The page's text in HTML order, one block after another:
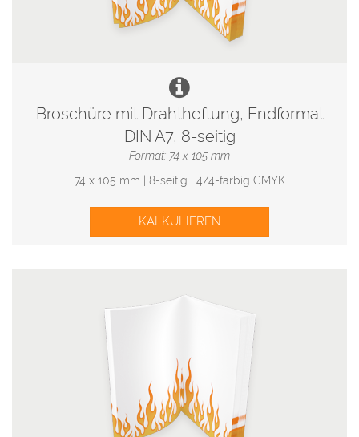
Broschüre mit Drahtheftung, Endformat
DIN A7, 8-seitig
Format: 74 x 105 mm
74 x 105 mm | 8-seitig | 4/4-farbig CMYK
KALKULIEREN